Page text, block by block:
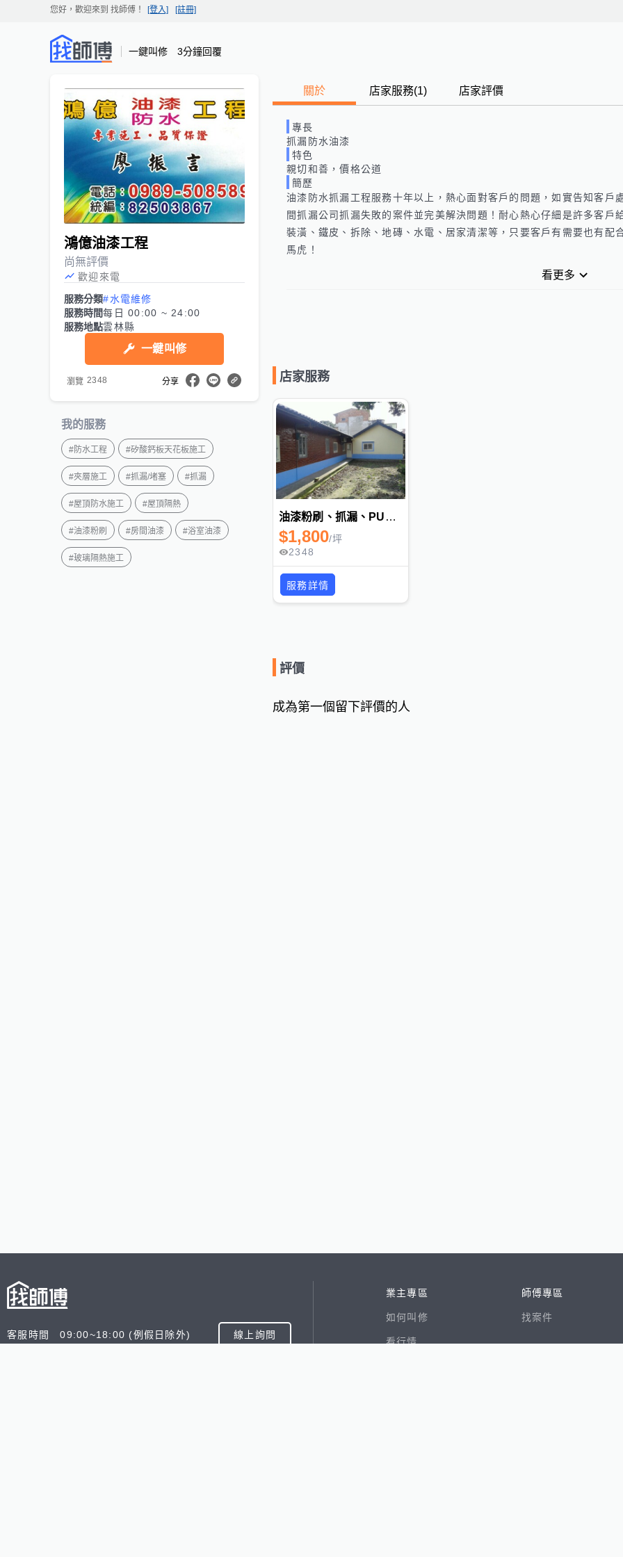
您好，歡迎來到 找師傅 ！ [登入] [註冊]
一鍵叫修 3分鐘回覆
鴻億油漆工程
尚無評價
歡迎來電
服務分類#水電維修
服務時間每日 00:00 ~ 24:00
服務地點雲林縣
一鍵叫修
瀏覽 2348 分享
我的服務
#防水工程 #矽酸鈣板天花板施工
#夾層施工 #抓漏/堵塞 #抓漏
#屋頂防水施工 #屋頂隔熱
#油漆粉刷 #房間油漆 #浴室油漆
#玻璃隔熱施工
關於 店家服務(1) 店家評價
專長
抓漏防水油漆
特色
親切和善，價格公道
簡歷
油漆防水抓漏工程服務十年以上，熱心面對客戶的問題，如實告知客戶
間抓漏公司抓漏失敗的案件並完美解決問題！耐心熱心仔細是許多客戶
裝潢、鐵皮、拆除、地磚、水電、居家清潔等，只要客戶有需要也有配
馬虎！
看更多
店家服務
油漆粉刷、抓漏、PU、防水隔熱
$1,800/坪
2348
服務詳情
評價
成為第一個留下評價的人
客服時間 09:00~18:00 (例假日除外) 線上詢問
業主專區
如何叫修
看行情
師傅專區
找案件